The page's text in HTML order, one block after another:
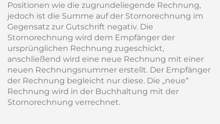
Positionen wie die zugrundeliegende Rechnung,
jedoch ist die Summe auf der Stornorechnung im
Gegensatz zur Gutschrift negativ. Die
Stornorechnung wird dem Empfänger der
ursprünglichen Rechnung zugeschickt,
anschließend wird eine neue Rechnung mit einer
neuen Rechnungsnummer erstellt. Der Empfänger
der Rechnung begleicht nur diese. Die „neue“
Rechnung wird in der Buchhaltung mit der
Stornorechnung verrechnet.